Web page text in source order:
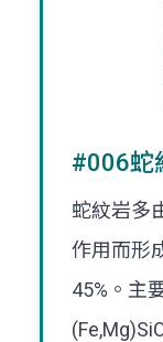
#006蛇
蛇紋岩多
作用而形
45%。主